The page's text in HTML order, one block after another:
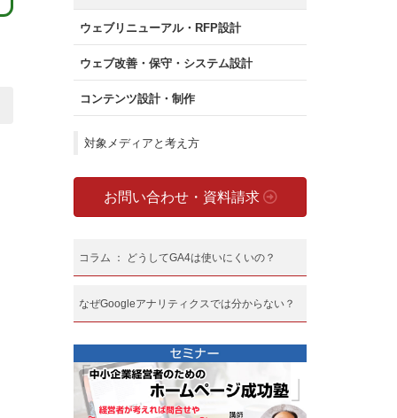
ウェブリニューアル・RFP設計
ウェブ改善・保守・システム設計
コンテンツ設計・制作
対象メディアと考え方
お問い合わせ・資料請求
コラム ： どうしてGA4は使いにくいの？
なぜGoogleアナリティクスでは分からない？